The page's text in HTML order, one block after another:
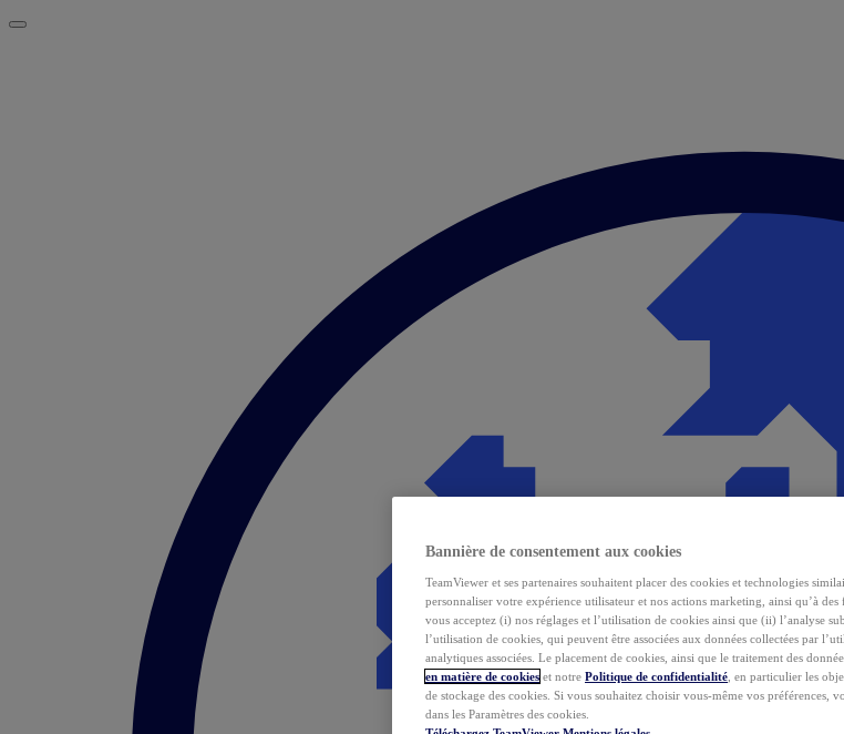
Bannière de consentement aux cookies
TeamViewer et ses partenaires souhaitent placer des cookies et technologies
personnaliser votre expérience utilisateur et nos actions marketing, ainsi qu’à
vous acceptez (i) nos réglages et l’utilisation de cookies ainsi que (ii) l’analyse
l’utilisation de cookies, qui peuvent être associées aux données collectées par
analytiques associées. Le placement de cookies, ainsi que le traitement des
en matière de cookies et notre Politique de confidentialité , en particulier les
de stockage des cookies. Si vous souhaitez choisir vous-même vos préférences,
dans les Paramètres des cookies.